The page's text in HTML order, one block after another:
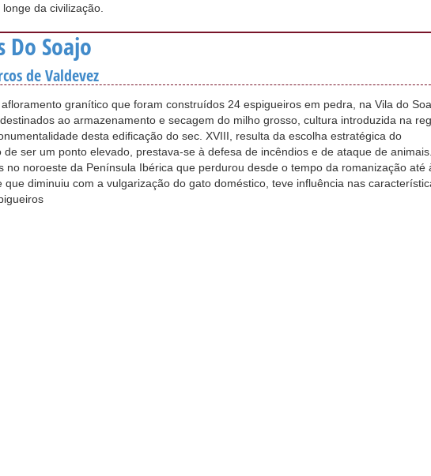
da civilização.
Do Soajo
de Valdevez
granítico que foram construídos 24 espigueiros em pedra, na Vila do
ao armazenamento e secagem do milho grosso, cultura introduzida na
desta edificação do sec. XVIII, resulta da escolha estratégica do
ser um ponto elevado, prestava-se à defesa de incêndios e de ataque de
no noroeste da Península Ibérica que perdurou desde o tempo da romanização até
que diminuiu com a vulgarização do gato doméstico, teve influência nas